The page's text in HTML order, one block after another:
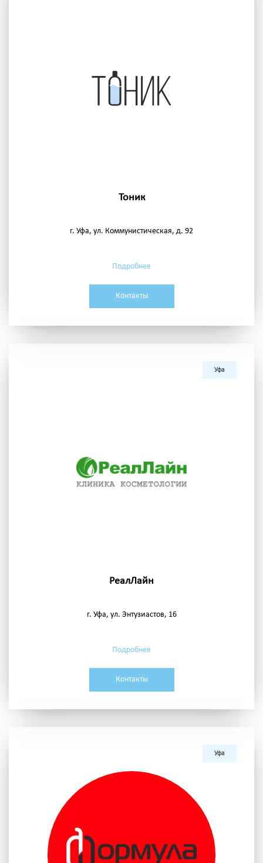
Тоник
г. Уфа, ул. Коммунистическая, д. 92
Подробнее
Контакты
Уфа
РеалЛайн
г. Уфа, ул. Энтузиастов, 16
Подробнее
Контакты
Уфа